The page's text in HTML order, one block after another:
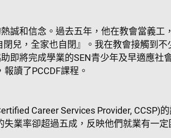
誠和信念。過去五年，他在教會當義工
兒，全家也自閉』。我在教會接觸到
即將完成學業的SEN青少年及早適應社
讀了PCCDF課程。
Career Services Provider, CCSP)
業率卻超過五成，反映他們就業有一